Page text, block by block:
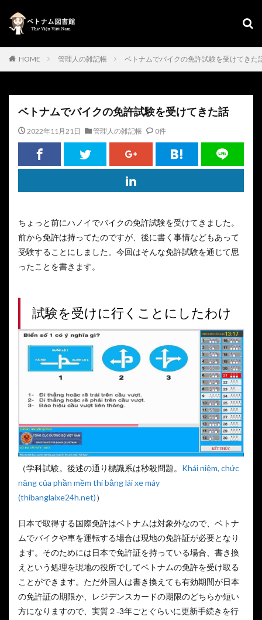
HOME 管理人の雑記帳 ベトナムでバイクの免許試験を受けてきた
ベトナムでバイクの免許試験を受けてきた話
2022年11月21日 管理人の雑記帳 0件
ちょっと前にハノイでバイクの免許試験を受けてきました。
前から免許は持ってたのですが、後に書く事情などもあって
受験することにしました。今回はそんな免許試験を通じて思
ったことを書きます。
試験を受けに行くことにしたわけ
（学科試験。後述の通り標識系は秒殺問題。 Khái niệm, chức
năng của phần mềm thi bằng lái xe máy
(thibanglaixe24h.net)）
日本で取得する国際免許はベトナムは対象外なので、ベトナ
ムでバイクや車を運転する場合は現地の免許証が必要となり
ます。そのためには日本で免許証を持っている場合、書き換
えという処理を現地の役所でしてベトナムの免許を受け取る
ことができます。ただ外国人は書き換えても有効期間が日本
の免許証の期限か、レジデンスカードの期限のどちらか短い
方になりますので、実質２-3年ごとぐらいに更新手続きを行